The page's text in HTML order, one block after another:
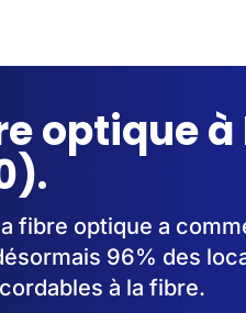
optique
fibre optique a
96% des
à la fibre.